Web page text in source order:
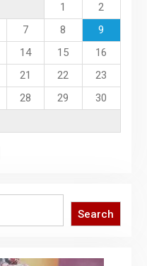
1
2
7 8
9
14 15
16
21 22
23
28 29
30
Search